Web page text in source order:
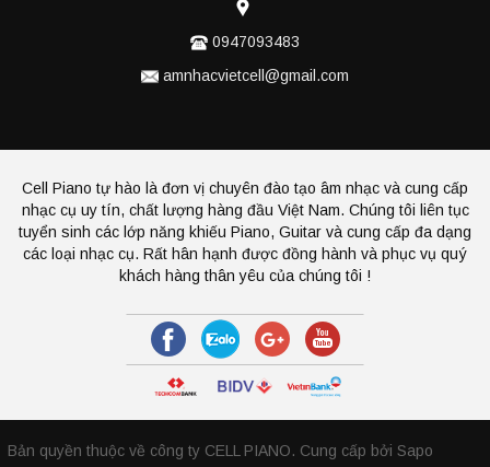
0947093483
amnhacvietcell@gmail.com
Cell Piano tự hào là đơn vị chuyên đào tạo âm nhạc và cung cấp
nhạc cụ uy tín, chất lượng hàng đầu Việt Nam. Chúng tôi liên tục
tuyển sinh các lớp năng khiếu Piano, Guitar và cung cấp đa dạng
các loại nhạc cụ. Rất hân hạnh được đồng hành và phục vụ quý
khách hàng thân yêu của chúng tôi !
Bản quyền thuộc về công ty CELL PIANO. Cung cấp bởi Sapo